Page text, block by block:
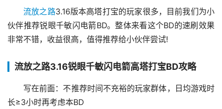
流放之路3.16版本高塔打宝的玩家很多，目前我们为小
伙伴推荐锐眼千敏闪电箭BD。整体来看这个BD的速刷效果
非常不错，收益很高，值得推荐给小伙伴尝试!
流放之路3.16锐眼千敏闪电箭高塔打宝BD攻略
写在前面：不推荐时间不充裕的玩家群体，日均游戏时
长≥3小时再考虑本BD